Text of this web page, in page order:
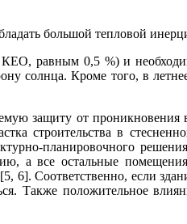
большой тепловой
равным 0,5 %) и
солнца. Кроме того, в
защиту от
строительства в
планировочного
а все остальные
Соответственно, если
Также положительное